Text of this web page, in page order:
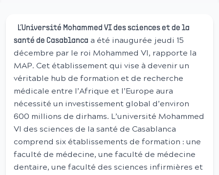
L’Université Mohammed VI des sciences et de la
santé de Casablanca a été inaugurée jeudi 15
décembre par le roi Mohammed VI, rapporte la
MAP. Cet établissement qui vise à devenir un
véritable hub de formation et de recherche
médicale entre l’Afrique et l’Europe aura
nécessité un investissement global d’environ
600 millions de dirhams. L’université Mohammed
VI des sciences de la santé de Casablanca
comprend six établissements de formation : une
faculté de médecine, une faculté de médecine
dentaire, une faculté des sciences infirmières et